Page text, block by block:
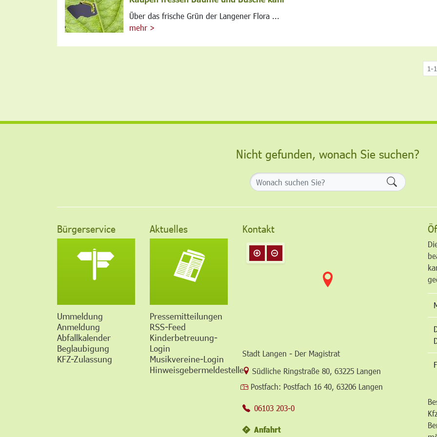
Über das frische Grün der Langener Flora ...
mehr >
1-
Nicht gefunden, wonach Sie suchen?
Bürgerservice
Ummeldung
Anmeldung
Abfallkalender
Beglaubigung
KFZ-Zulassung
Aktuelles
Pressemitteilungen
RSS-Feed
Kinderbetreuung-
Login
Musikvereine-Login
Hinweisgebermeldestelle
Kontakt
Stadt Langen - Der Magistrat
Link zur Google-Maps Navigation
Südliche Ringstraße 80, 63225 Langen
Postfach: Postfach 16 40, 63206 Langen
06103 203-0
Anfahrt